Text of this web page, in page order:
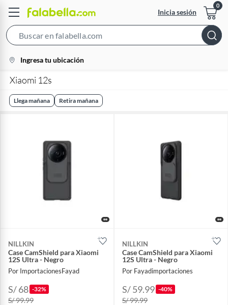
Inicia sesión
Bar
location-
icon
Ingresa tu ubicación
Xiaomi 12s
Llega mañana Retira mañana
NILLKIN
Case CamShield para Xiaomi
12S Ultra - Negro
Por ImportacionesFayad
S/ 68 -32%
S/ 99.99
NILLKIN
Case CamShield para Xiaomi
12S Ultra - Negro
Por Fayadimportaciones
S/ 59.99 -40%
S/ 99.99